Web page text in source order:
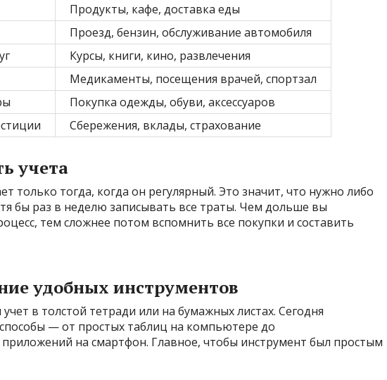
Продукты, кафе, доставка еды
Проезд, бензин, обслуживание автомобиля
Курсы, книги, кино, развлечения
Медикаменты, посещения врачей, спортзал
Покупка одежды, обуви, аксессуаров
Сбережения, вклады, страхование
учета
только тогда, когда он регулярный. Это значит, что нужно либо
бы раз в неделю записывать все траты. Чем дольше вы
тем сложнее потом вспомнить все покупки и составить
удобных инструментов
в толстой тетради или на бумажных листах. Сегодня
— от простых таблиц на компьютере до
на смартфон. Главное, чтобы инструмент был простым